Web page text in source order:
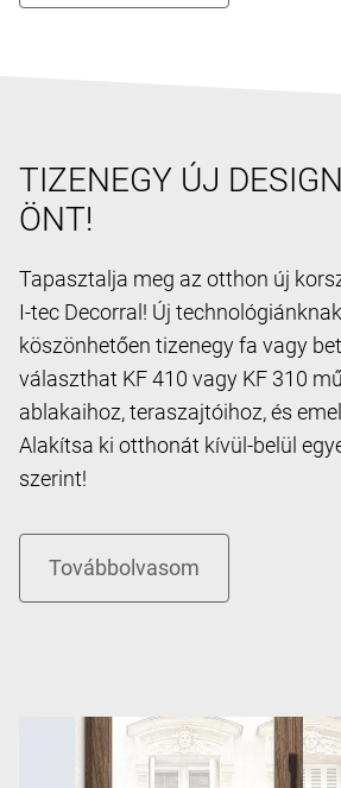
TIZENEGY ÚJ
ÖNT!
Tapasztalja meg az otthon új
I-tec Decorral! Új technológiánknak
köszönhetően tizenegy fa vagy
választhat KF 410 vagy KF 310
ablakaihoz, teraszajtóihoz, és
Alakítsa ki otthonát kívül-belül
szerint!